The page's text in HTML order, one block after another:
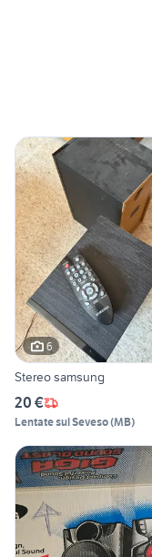
6
Stereo samsung
20 €
Lentate sul Seveso(MB)